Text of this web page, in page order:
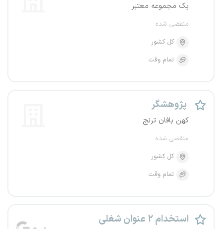
یک مجموعه معتبر
منقضی شده
کل کشور
تمام وقت
پژوهشگر
کهن بافان ترنج
منقضی شده
کل کشور
تمام وقت
استخدام ۲ عنوان شغلی